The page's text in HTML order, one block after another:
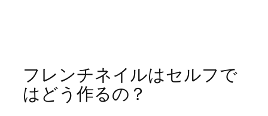
フレンチネイルはセルフで
はどう作るの？